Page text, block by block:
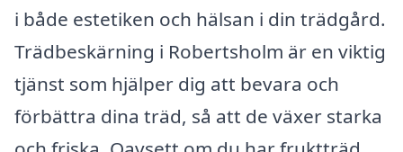
i både estetiken och hälsan i din trädgård.
Trädbeskärning i Robertsholm är en viktig
tjänst som hjälper dig att bevara och
förbättra dina träd, så att de växer starka